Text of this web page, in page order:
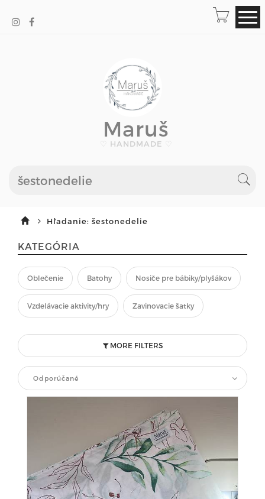
Maruš
♡ HANDMADE ♡
Hľadanie: šestonedelie
KATEGÓRIA
Oblečenie Batohy Nosiče pre bábiky/plyšákov
Vzdelávacie aktivity/hry Zavinovacie šatky
MORE FILTERS
Odporúčané